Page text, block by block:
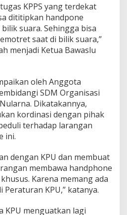
KPPS yang terdekat
dititipkan handpone
suara. Sehingga bisa
saat di bilik suara,”
menjadi Ketua Bawaslu
oleh Anggota
SDM Organisasi
Dikatakannya,
kordinasi dengan pihak
terhadap larangan
ini.
dengan KPU dan membuat
membawa handphone
Karena memang ada
KPU,” katanya.
KPU menguatkan lagi